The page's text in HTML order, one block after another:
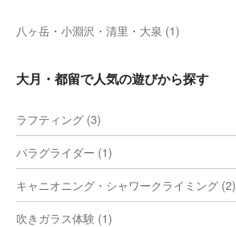
八ヶ岳・小淵沢・清里・大泉 (1)
大月・都留で人気の遊びから探す
ラフティング (3)
パラグライダー (1)
キャニオニング・シャワークライミング (2)
吹きガラス体験 (1)